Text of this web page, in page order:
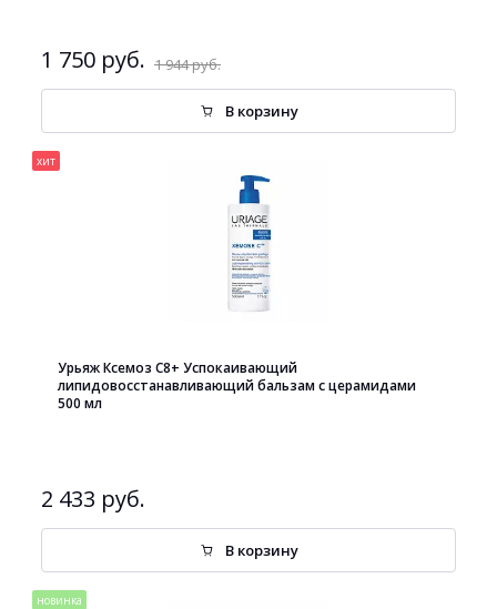
1 750 руб. 1 944 руб.
В корзину
хит
Урьяж Ксемоз С8+ Успокаивающий
липидовосстанавливающий бальзам с церамидами
500 мл
2 433 руб.
В корзину
новинка